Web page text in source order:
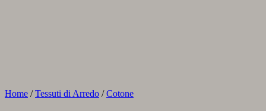
Home / Tessuti di Arredo / Cotone